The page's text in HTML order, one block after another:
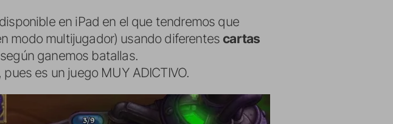
disponible en iPad en el que tendremos que
modo multijugador) usando diferentes cartas
ganemos batallas.
es un juego MUY ADICTIVO.